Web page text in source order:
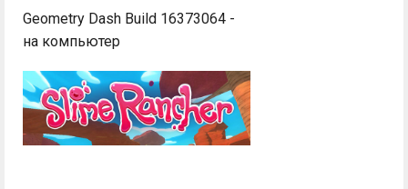
Geometry Dash Build 16373064 -
на компьютер